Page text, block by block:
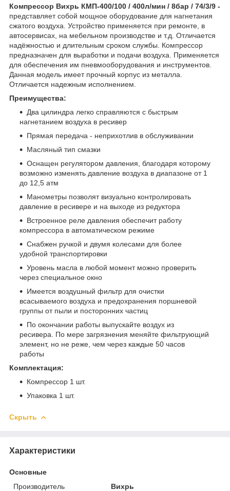
Компрессор Вихрь КМП-400/100 / 400л/мин / 8бар / 74/3/9 -
представляет собой мощное оборудование для нагнетания
сжатого воздуха. Устройство применяется при ремонте, в
автосервисах, на мебельном производстве и т.д. Отличается
надёжностью и длительным сроком службы. Компрессор
предназначен для выработки и подачи воздуха. Применяется
для обеспечения им пневмооборудования и инструментов.
Данная модель имеет прочный корпус из металла.
Отличается надежным исполнением.
Преимущества:
Два цилиндра легко справляются с быстрым
нагнетанием воздуха в ресивер
Прямая передача - неприхотлив в обслуживании
Масляный тип смазки
Оснащен регулятором давления, благодаря которому
возможно изменять давление воздуха в диапазоне от 1
до 12,5 атм
Манометры позволят визуально контролировать
давление в ресивере и на выходе из редуктора
Встроенное реле давления обеспечит работу
компрессора в автоматическом режиме
Снабжен ручкой и двумя колесами для более
удобной транспортировки
Уровень масла в любой момент можно проверить
через специальное окно
Имеется воздушный фильтр для очистки
всасываемого воздуха и предохранения поршневой
группы от пыли и посторонних частиц
По окончании работы выпускайте воздух из
ресивера. По мере загрязнения меняйте фильтрующий
элемент, но не реже, чем через каждые 50 часов
работы
Комплектация:
Компрессор 1 шт.
Упаковка 1 шт.
Скрыть
Характеристики
Основные
Производитель
Вихрь